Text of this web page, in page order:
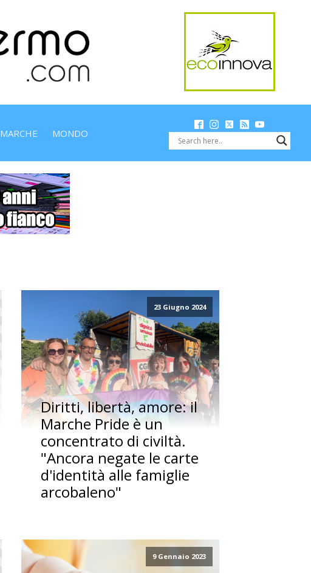
MARCHE MONDO
23 Giugno 2024
Diritti, libertà, amore: il
Marche Pride è un
concentrato di civiltà.
"Ancora negate le carte
d'identità alle famiglie
arcobaleno"
9 Gennaio 2023